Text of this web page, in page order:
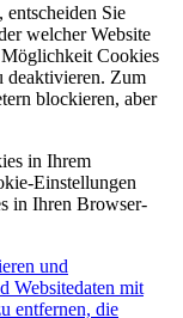
Sie
welcher Website
Möglichkeit Cookies
deaktivieren. Zum
blockieren, aber
in Ihrem
Einstellungen
in Ihren Browser-
und
Websitedaten mit
entfernen, die